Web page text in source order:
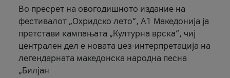
Во пресрет на овогодишното издание на
фестивалот „Охридско лето“, А1 Македонија ја
претстави кампањата „Културна врска“, чиј
централен дел е новата џез-интерпретација на
легендарната македонска народна песна
„Билјан